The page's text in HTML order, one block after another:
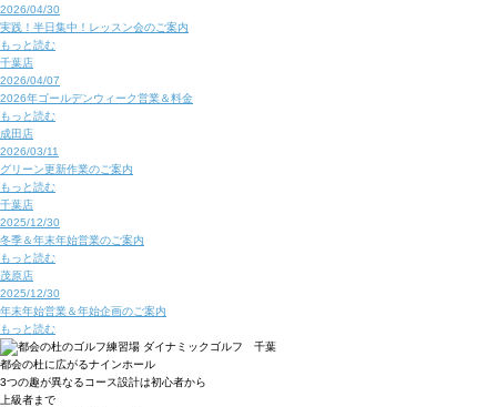
2026/04/30
実践！半日集中！レッスン会のご案内
もっと読む
千葉店
2026/04/07
2026年ゴールデンウィーク営業＆料金
もっと読む
成田店
2026/03/11
グリーン更新作業のご案内
もっと読む
千葉店
2025/12/30
冬季＆年末年始営業のご案内
もっと読む
茂原店
2025/12/30
年末年始営業＆年始企画のご案内
もっと読む
都会の杜に広がるナインホール
3つの趣が異なるコース設計は初心者から
上級者まで